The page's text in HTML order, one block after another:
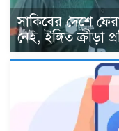
সাকিবের দেশে
নেই, ইঙ্গিত ক্রীড়া